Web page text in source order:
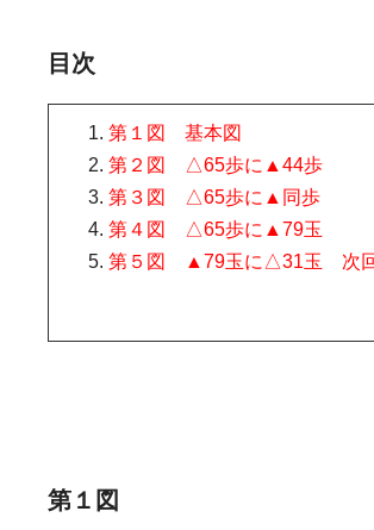
目次
第１図 基本図
第２図 △65歩に▲44歩
第３図 △65歩に▲同歩
第４図 △65歩に▲79玉
第５図 ▲79玉に△31玉 次回
第１図